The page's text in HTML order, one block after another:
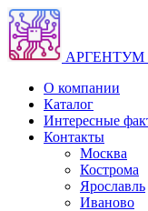
АРГЕНТУМ
О компании
Каталог
Интересные
Контакты
Москва
Кострома
Ярославль
Иваново